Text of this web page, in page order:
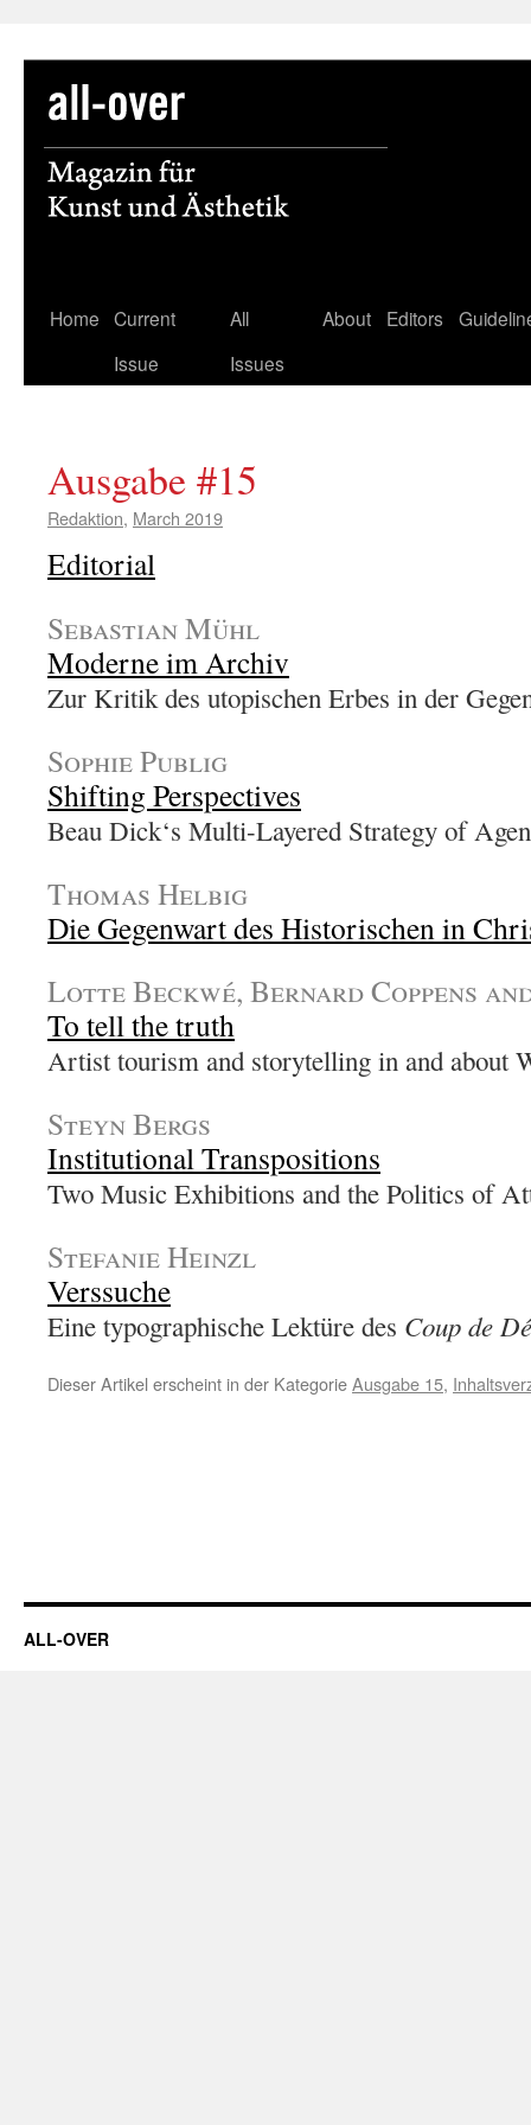
Skip
Home Current
Issue
All
Issues
About Editors
Ausgabe #15
Redaktion, March 2019
Editorial
Sebastian Mühl
Moderne im Archiv
Zur Kritik des utopischen Erbes in der
Sophie Publig
Shifting Perspectives
Beau Dick‘s Multi-Layered Strategy of
Thomas Helbig
Die Gegenwart des Historischen in
Lotte Beckwé, Bernard Coppens
To tell the truth
Artist tourism and storytelling in and about
Steyn Bergs
Institutional Transpositions
Two Music Exhibitions and the Politics of
Stefanie Heinzl
Verssuche
Eine typographische Lektüre des Coup de
Dieser Artikel erscheint in der KategorieAusgabe 15,
ALL-OVER